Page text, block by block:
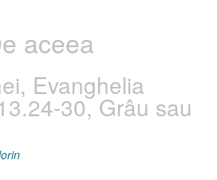
aceea
Evanghelia
30, Grâu sau